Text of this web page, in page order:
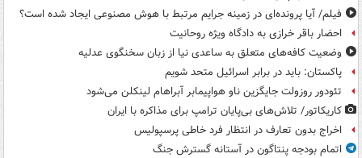
فیلم/ آیا پرونده‌ای در زمینه جرایم مرتبط با هوش مصنوعی ایجاد شده است؟
احضار باقر خرازی به دادگاه ویژه روحانیت
وضعیت کافه‌های متعلق به ساعدی نیا از زبان سخنگوی عدلیه
پاکستان: باید در برابر اسرائیل متحد شویم
تئودور روزولت جایگزین ناو هواپیمابر آبراهام لینکلن می‌شود
کاریکاتور/ تلاش‌های بی‌پایان ترامپ برای مذاکره با ایران
اخراج بدون تعارف در انتظار فرد خاطی پرسپولیس
اتمام بودجه پنتاگون در آستانه گسترش جنگ